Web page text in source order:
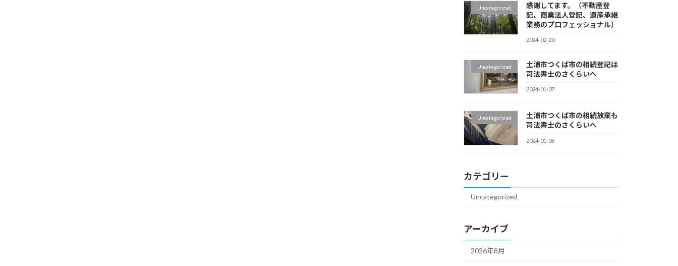
Uncategorized
感謝してます。（不動産登
記、商業法人登記、遺産承継
業務のプロフェッショナル）
2024-02-20
Uncategorized
土浦市つくば市の相続登記は
司法書士のさくらいへ
2024-01-07
Uncategorized
土浦市つくば市の相続放棄も
司法書士のさくらいへ
2024-01-06
カテゴリー
Uncategorized
アーカイブ
2026年8月